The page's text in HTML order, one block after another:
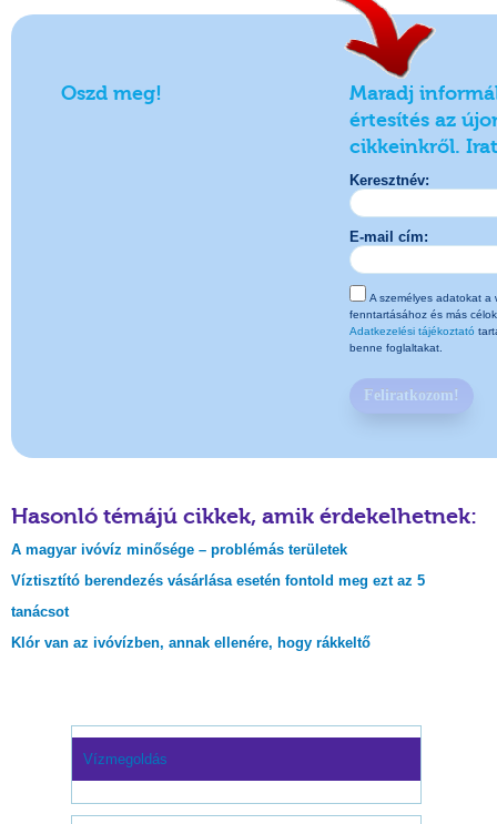
Oszd meg!
Maradj
értesítés az
cikkeinkről.
Keresztnév:
E-mail cím:
A személyes adatokat a
fenntartásához és más
Adatkezelési tájékoztató
benne foglaltakat.
Feliratkozom!
Hasonló témájú cikkek, amik érdekelhetnek:
A magyar ivóvíz minősége – problémás területek
Víztisztító berendezés vásárlása esetén fontold meg ezt az 5
tanácsot
Klór van az ivóvízben, annak ellenére, hogy rákkeltő
Vízmegoldás